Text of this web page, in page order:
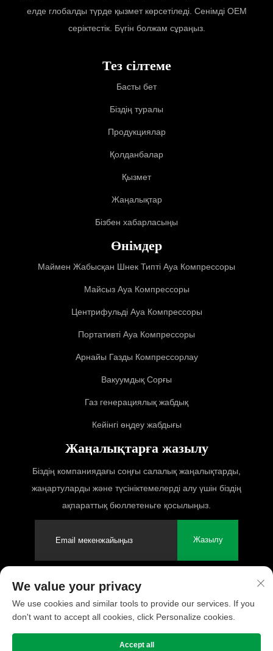
елде глобалды түрде қызмет көрсетіледі. Сенімді OEM
серіктестік. Бүгін болжам сұраңыз.
Тез сілтеме
Басты бет
Біздің туралы
Продукциялар
Қолданбалар
Қызмет
Жаңалықтар
Бізбен хабарласыңы
Өнімдер
Маймен Жабысқан Шнек Типті Ауа Компрессоры
Майсыз Ауа Компрессоры
Центрифульді Ауа Компрессоры
Портативті Ауа Компрессоры
Арнайы Газды Компрессорлау
Вакуумдық Сорғы
Газ генерациялық жабдық
Кейінгі өңдеу жабдығы
Жаңалықтарға жазылу
Біздің компаниядағы соңғы салалық жаңалықтарды,
жаңартуларды және түсініктемелерді алу үшін біздің
ақпараттық бюллетеньге қосылыңыз.
Жазылу
қорғалған
We value your privacy
We use cookies and similar tools to provide our services. If you
don't want to accept all cookies, click Personalize cookies.
Accept all